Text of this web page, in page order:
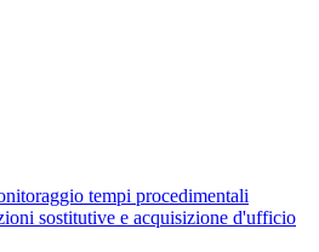
tempi procedimentali
sostitutive e acquisizione d'ufficio